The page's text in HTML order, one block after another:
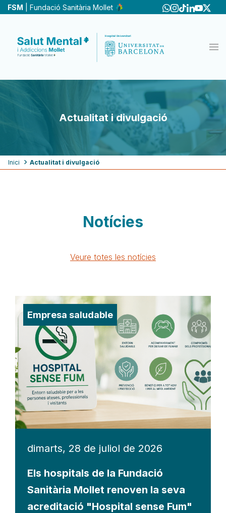
Vés
FSM | Fundació Sanitària Mollet
Actualitat i divulgació
Fil
Inici Actualitat i divulgació
Notícies
Veure totes les notícies
Empresa saludable
dimarts, 28 de juliol de 2026
Els hospitals de la Fundació
Sanitària Mollet renoven la seva
acreditació "Hospital sense Fum"